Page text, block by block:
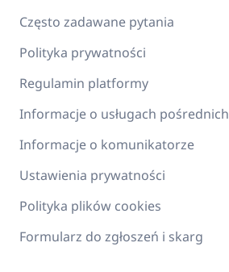
Często zadawane pytania
Polityka prywatności
Regulamin platformy
Informacje o usługach pośrednich
Informacje o komunikatorze
Ustawienia prywatności
Polityka plików cookies
Formularz do zgłoszeń i skarg